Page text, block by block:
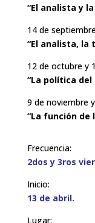
“El analista y
14 de
“El analista, la
12 de octubre y
“La política del
9 de noviembre
“La función de
Frecuencia:
2dos y 3ros
Inicio:
13 de abril.
Lugar: